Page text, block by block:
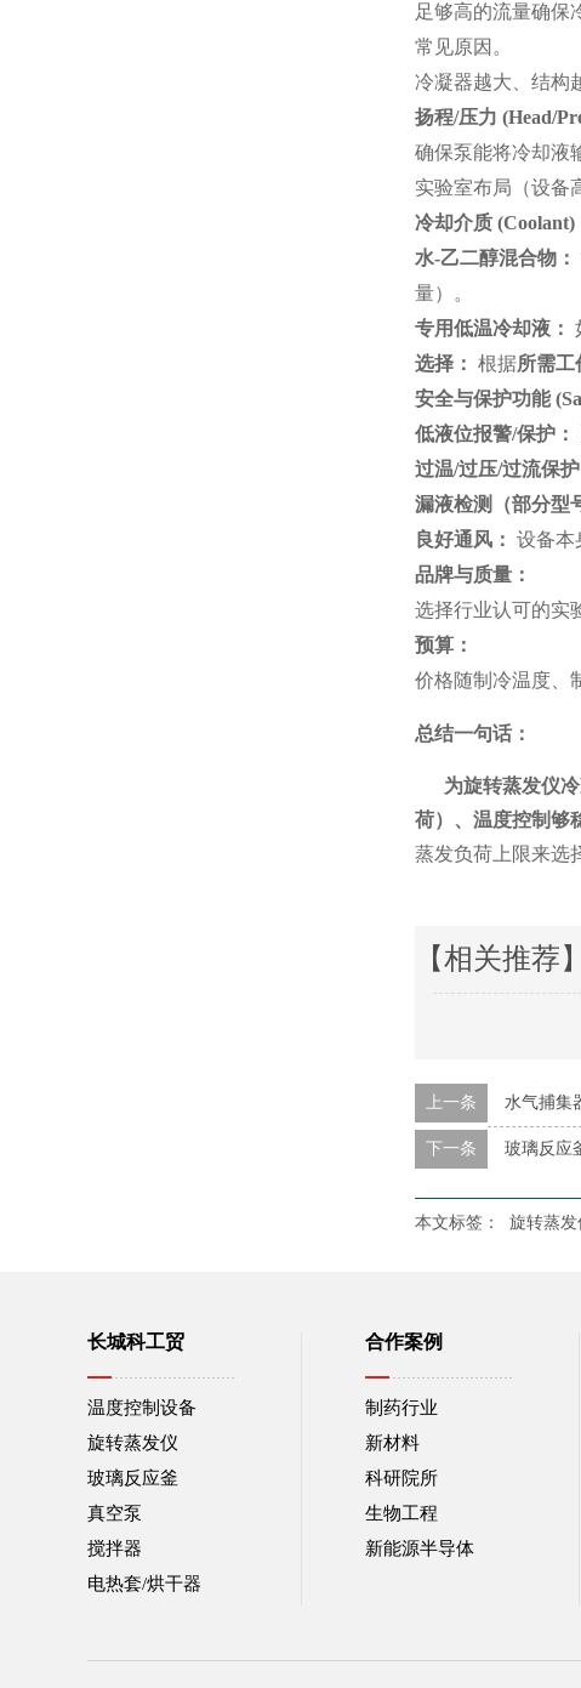
足够高的流量确保
常见原因。
冷凝器越大、结构
扬程/压力 (Head/
确保泵能将冷却液
实验室布局（设备
冷却介质 (Coolant)
水-乙二醇混合物：
量）。
专用低温冷却液：
选择： 根据所需工
安全与保护功能
低液位报警/保护：
过温/过压/过流保护
漏液检测（部分型
良好通风： 设备本
品牌与质量：
选择行业认可的实
预算：
价格随制冷温度、
总结一句话：
为旋转蒸发仪冷
荷）、温度控制够
蒸发负荷上限来选
【相关推荐】
上一条 水气捕集
下一条 玻璃反应
本文标签： 旋转蒸发
长城科工贸
温度控制设备
旋转蒸发仪
玻璃反应釜
真空泵
搅拌器
电热套/烘干器
合作案例
制药行业
新材料
科研院所
生物工程
新能源半导体